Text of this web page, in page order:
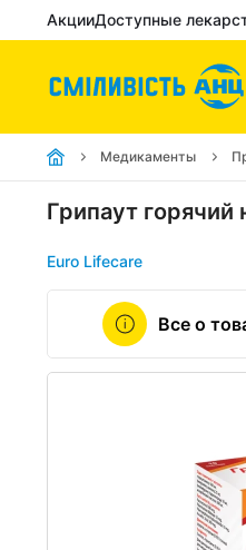
АкцииДоступные
Медикаменты
Грипаут
Euro Lifecare
Все о